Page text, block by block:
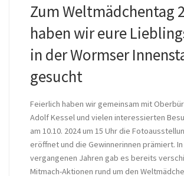
Zum Weltmädchentag
haben wir eure
in der Wormser
gesucht
Feierlich haben wir gemeinsam mit
Adolf Kessel und vielen interessierten
am 10.10. 2024 um 15 Uhr die
eröffnet und die Gewinnerinnen prämiert.
vergangenen Jahren gab es bereits
Mitmach-Aktionen rund um den